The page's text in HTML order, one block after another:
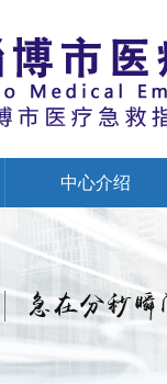
中心介绍